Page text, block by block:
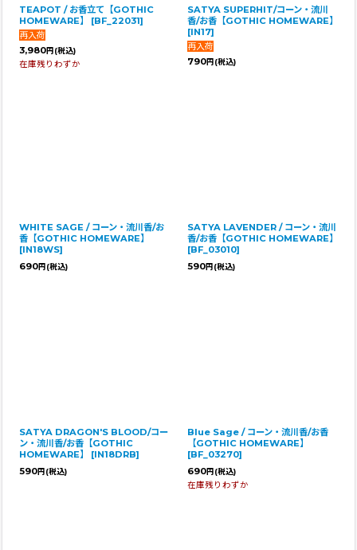
TEAPOT / お香立て【GOTHIC
HOMEWARE】
[BF_22031]
3,980円 (税込)
在庫残りわずか
SATYA SUPERHIT/コーン・流川
香/お香【GOTHIC HOMEWARE】
[IN17]
790円 (税込)
WHITE SAGE / コーン・流川香/お
香【GOTHIC HOMEWARE】
[IN18WS]
690円 (税込)
SATYA LAVENDER / コーン・流川
香/お香【GOTHIC HOMEWARE】
[BF_03010]
590円 (税込)
SATYA DRAGON'S BLOOD/コー
ン・流川香/お香【GOTHIC
HOMEWARE】
[IN18DRB]
590円 (税込)
Blue Sage / コーン・流川香/お香
【GOTHIC HOMEWARE】
[BF_03270]
690円 (税込)
在庫残りわずか